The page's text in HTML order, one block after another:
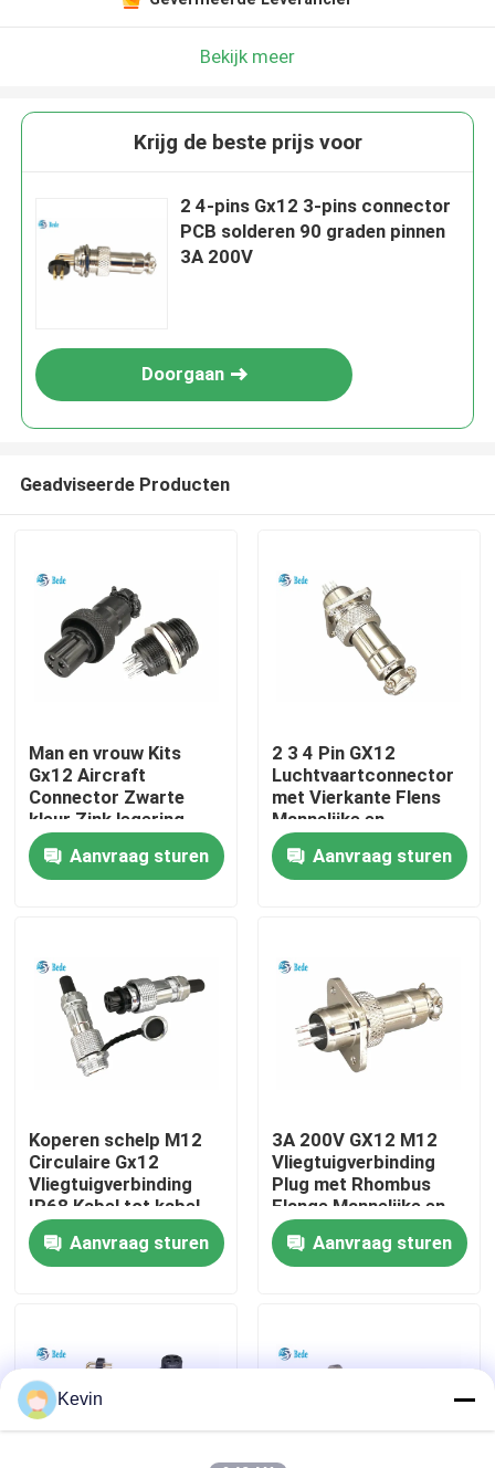
Huis
Over ons
fabriekstour
Neem contact met ons op
Nieuws
Vraag een offerte
Bekijk meer
Krijg de beste prijs voor
2 4-pins Gx12 3-pins connector
PCB solderen 90 graden pinnen
3A 200V
Doorgaan
Geadviseerde Producten
Man en vrouw Kits
Gx12 Aircraft
Connector Zwarte
kleur Zink legering
materiaal
Aanvraag sturen
2 3 4 Pin GX12
Luchtvaartconnector
met Vierkante Flens
Mannelijke en
Vrouwelijke Sets
Aanvraag sturen
Koperen schelp M12
Circulaire Gx12
Vliegtuigverbinding
IP68 Kabel tot kabel
Docking Connector
2~7 PinAanvraag sturen
3A 200V GX12 M12
Vliegtuigverbinding
Plug met Rhombus
Flange Mannelijke en
vrouwelijke sets
Aanvraag sturen
Kevin